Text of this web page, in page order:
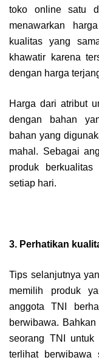
toko online satu
menawarkan
kualitas yang
khawatir karena
dengan harga
Harga dari atribut
dengan bahan
bahan yang
mahal. Sebagai
produk
setiap hari.
3. Perhatikan
Tips selanjutnya
memilih produk
anggota TNI
berwibawa.
seorang TNI
terlihat berwibawa